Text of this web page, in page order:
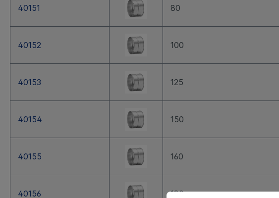
40151 80
40152 100
40153 125
40154 150
40155 160
40156 180